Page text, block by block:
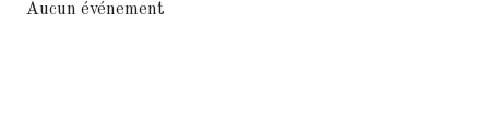
Aucun événement